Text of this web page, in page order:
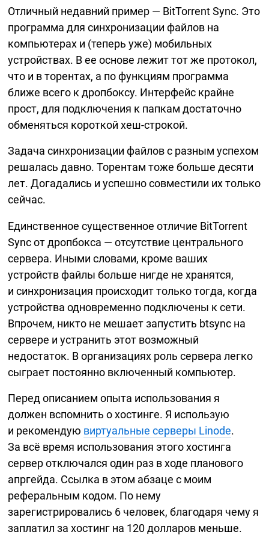
Отличный недавний пример — BitTorrent Sync. Это
программа для синхронизации файлов на
компьютерах и (теперь уже) мобильных
устройствах. В ее основе лежит тот же протокол,
что и в торентах, а по функциям программа
ближе всего к дропбоксу. Интерфейс крайне
прост, для подключения к папкам достаточно
обменяться короткойхеш-строкой.
Задача синхронизации файлов с разным успехом
решалась давно. Торентам тоже больше десяти
лет. Догадались и успешно совместили их только
сейчас.
Единственное существенное отличие BitTorrent
Sync от дропбокса — отсутствие центрального
сервера. Иными словами, кроме ваших
устройств файлы больше нигде не хранятся,
и синхронизация происходит только тогда, когда
устройства одновременно подключены к сети.
Впрочем, никто не мешает запустить btsync на
сервере и устранить этот возможный
недостаток. В организациях роль сервера легко
сыграет постоянно включенный компьютер.
Перед описанием опыта использования я
должен вспомнить о хостинге. Я использую
и рекомендую виртуальные серверы Linode.
За всё время использования этого хостинга
сервер отключался один раз в ходе планового
апргейда. Ссылка в этом абзаце с моим
реферальным кодом. По нему
зарегистрировались 6 человек, благодаря чему я
заплатил за хостинг на 120 долларов меньше.